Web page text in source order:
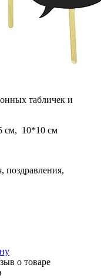
табличек и
см, 10*10 см
поздравления,
о товаре